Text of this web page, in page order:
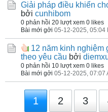
Giải pháp điều khiển
bởi cunhibom
0 phản hồi 20 lượt xem 0 likes
Bài mới gởi 05-12-2025, 05:04
12 năm kinh nghiệm
theo yêu cầu bởi
0 phản hồi 10 lượt xem 0 likes
Bài mới gởi 05-12-2025, 07:07
1 2 3